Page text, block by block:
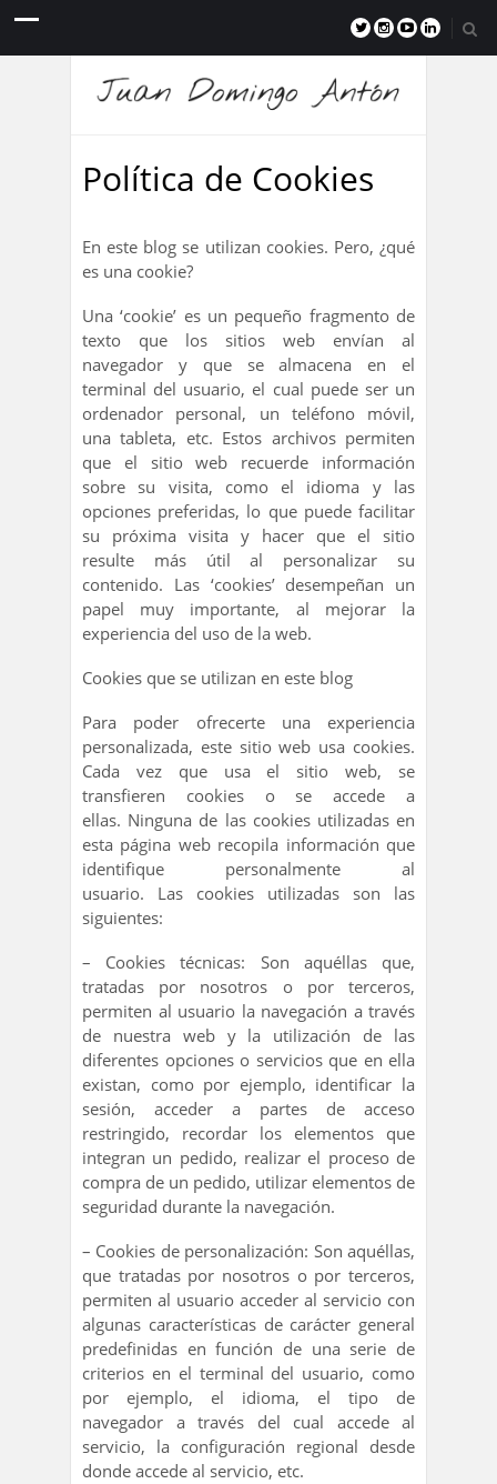
Política de Cookies
En este blog se utilizan cookies. Pero, ¿qué
es una cookie?
Una ‘cookie’ es un pequeño fragmento de
texto que los sitios web envían al
navegador y que se almacena en el
terminal del usuario, el cual puede ser un
ordenador personal, un teléfono móvil,
una tableta, etc. Estos archivos permiten
que el sitio web recuerde información
sobre su visita, como el idioma y las
opciones preferidas, lo que puede facilitar
su próxima visita y hacer que el sitio
resulte más útil al personalizar su
contenido. Las ‘cookies’ desempeñan un
papel muy importante, al mejorar la
experiencia del uso de la web.
Cookies que se utilizan en este blog
Para poder ofrecerte una experiencia
personalizada, este sitio web usa cookies.
Cada vez que usa el sitio web, se
transfieren cookies o se accede a
ellas. Ninguna de las cookies utilizadas en
esta página web recopila información que
identifique personalmente al
usuario. Las cookies utilizadas son las
siguientes:
– Cookies técnicas: Son aquéllas que,
tratadas por nosotros o por terceros,
permiten al usuario la navegación a través
de nuestra web y la utilización de las
diferentes opciones o servicios que en ella
existan, como por ejemplo, identificar la
sesión, acceder a partes de acceso
restringido, recordar los elementos que
integran un pedido, realizar el proceso de
compra de un pedido, utilizar elementos de
seguridad durante la navegación.
– Cookies de personalización: Son aquéllas,
que tratadas por nosotros o por terceros,
permiten al usuario acceder al servicio con
algunas características de carácter general
predefinidas en función de una serie de
criterios en el terminal del usuario, como
por ejemplo, el idioma, el tipo de
navegador a través del cual accede al
servicio, la configuración regional desde
donde accede al servicio, etc.